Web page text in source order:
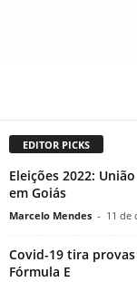
EDITOR PICKS
Eleições 2022:
em Goiás
Marcelo Mendes - 11 de
Covid-19 tira
Fórmula E